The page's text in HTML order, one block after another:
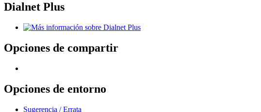
Dialnet Plus
Opciones de compartir
Opciones de entorno
Sugerencia / Errata